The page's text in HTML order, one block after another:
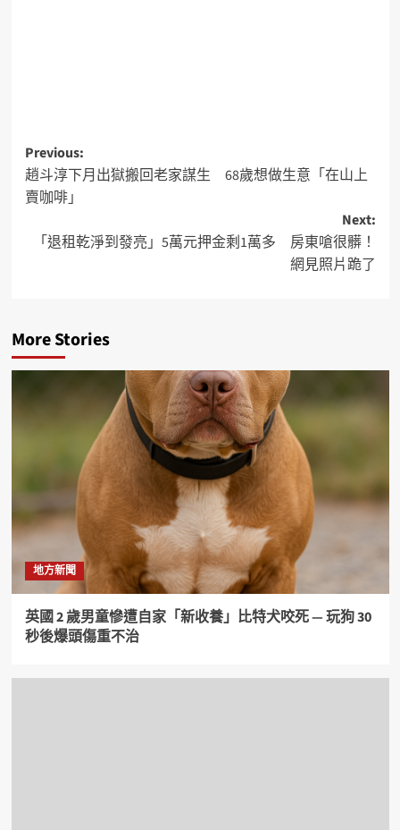
Previous:
趙斗淳下月出獄搬回老家謀生 68歲想做生意「在山上
賣咖啡」
Next:
「退租乾淨到發亮」5萬元押金剩1萬多 房東嗆很髒！
網見照片跪了
More Stories
地方新聞
英國 2 歲男童慘遭自家「新收養」比特犬咬死 — 玩狗 30
秒後爆頭傷重不治